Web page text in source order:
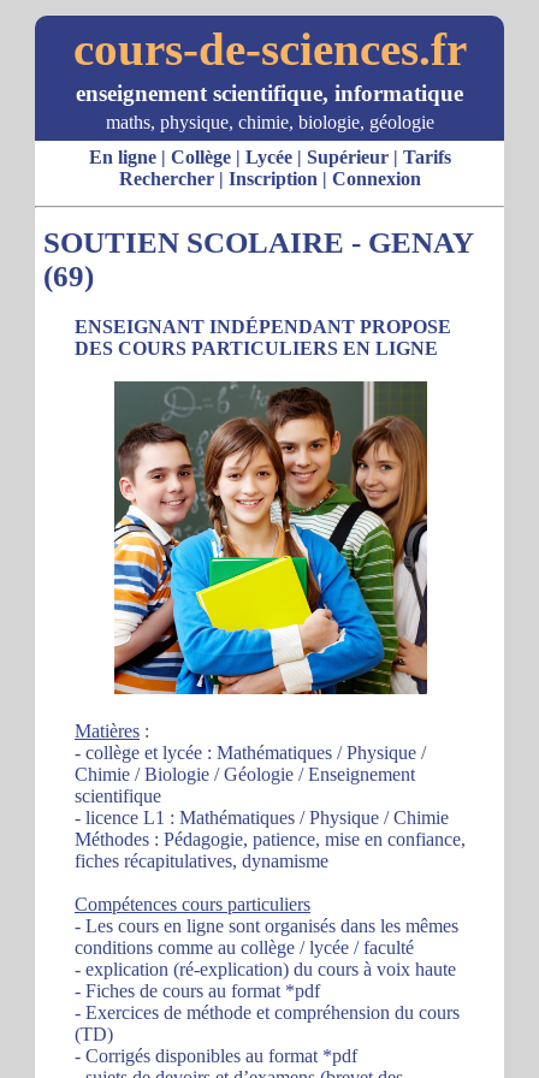
cours-de-sciences.fr
enseignement scientifique, informatique
maths, physique, chimie, biologie, géologie
En ligne| Collège| Lycée| Supérieur| Tarifs
Rechercher| Inscription | Connexion
SOUTIEN SCOLAIRE - GENAY
(69)
ENSEIGNANT INDÉPENDANT PROPOSE
DES COURS PARTICULIERS EN LIGNE
Matières :
- collège et lycée : Mathématiques / Physique /
Chimie / Biologie / Géologie / Enseignement
scientifique
- licence L1 : Mathématiques / Physique / Chimie
Méthodes : Pédagogie, patience, mise en confiance,
fiches récapitulatives, dynamisme
Compétences cours particuliers
- Les cours en ligne sont organisés dans les mêmes
conditions comme au collège / lycée / faculté
- explication (ré-explication) du cours à voix haute
- Fiches de cours au format *pdf
- Exercices de méthode et compréhension du cours
(TD)
- Corrigés disponibles au format *pdf